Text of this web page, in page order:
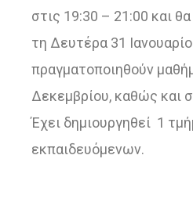
στις 19:30 – 21:00 και
τη Δευτέρα 31
πραγματοποιηθούν
Δεκεμβρίου, καθώς και
Έχει δημιουργηθεί 1
εκπαιδευόμενων.